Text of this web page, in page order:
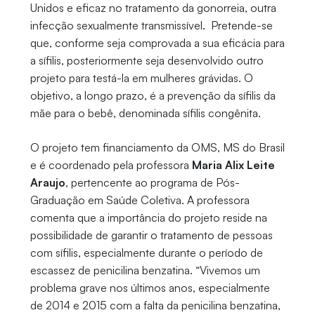
Unidos e eficaz no tratamento da gonorreia, outra
infecção sexualmente transmissível. Pretende-se
que, conforme seja comprovada a sua eficácia para
a sífilis, posteriormente seja desenvolvido outro
projeto para testá-la em mulheres grávidas. O
objetivo, a longo prazo, é a prevenção da sífilis da
mãe para o bebê, denominada sífilis congênita.
O projeto tem financiamento da OMS, MS do Brasil
e é coordenado pela professora Maria Alix Leite
Araujo, pertencente ao programa de Pós-
Graduação em Saúde Coletiva. A professora
comenta que a importância do projeto reside na
possibilidade de garantir o tratamento de pessoas
com sífilis, especialmente durante o período de
escassez de penicilina benzatina. “Vivemos um
problema grave nos últimos anos, especialmente
de 2014 e 2015 com a falta da penicilina benzatina,